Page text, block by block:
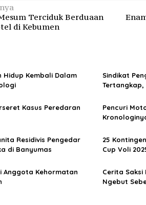
Terciduk Berduaan
di Kebumen
Hidup Kembali Dalam
Sindikat
Tertangkap,
Kasus Peredaran
Pencuri
Residivis Pengedar
di Banyumas
25
Cup Voli
Anggota Kehormatan
Cerita
Ngebut